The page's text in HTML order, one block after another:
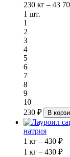
230 кг – 43
1 шт.
1
2
3
4
5
6
7
8
9
10
230 ₽
В
натрия
1 кг – 430 ₽
1 кг – 430 ₽